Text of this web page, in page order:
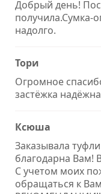
Добрый день!
получила.Сумка-
надолго.
Тори
Огромное
застёжка
Ксюша
Заказывала
благодарна Вам!
С учетом моих
обращаться к